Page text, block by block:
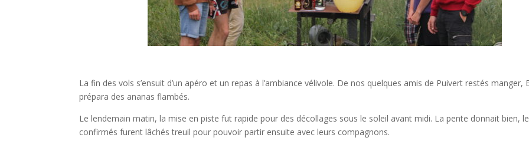
La fin des vols s’ensuit d’un apéro et un repas à l’ambiance vélivole. De nos quelques amis de Puivert restés manger,
prépara des ananas flambés.
Le lendemain matin, la mise en piste fut rapide pour des décollages sous le soleil avant midi. La pente donnait bien,
confirmés furent lâchés treuil pour pouvoir partir ensuite avec leurs compagnons.